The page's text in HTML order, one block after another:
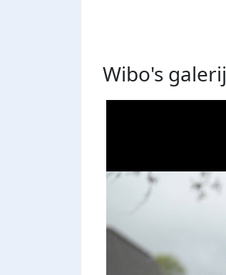
Wibo's galerij